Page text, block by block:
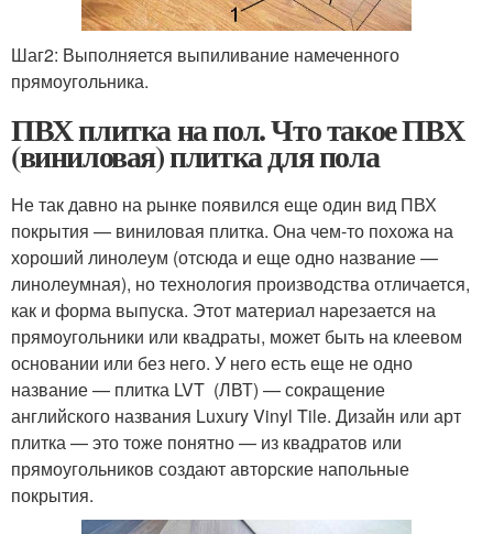
Шаг2: Выполняется выпиливание намеченного
прямоугольника.
ПВХ плитка на пол. Что такое ПВХ
(виниловая) плитка для пола
Не так давно на рынке появился еще один вид ПВХ
покрытия — виниловая плитка. Она чем-то похожа на
хороший линолеум (отсюда и еще одно название —
линолеумная), но технология производства отличается,
как и форма выпуска. Этот материал нарезается на
прямоугольники или квадраты, может быть на клеевом
основании или без него. У него есть еще не одно
название — плитка LVT (ЛВТ) — сокращение
английского названия Luxury Vinyl Tile. Дизайн или арт
плитка — это тоже понятно — из квадратов или
прямоугольников создают авторские напольные
покрытия.